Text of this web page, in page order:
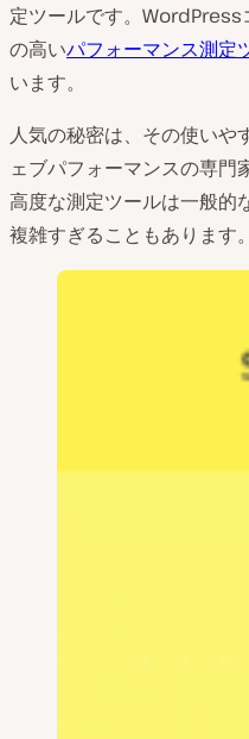
定ツールです。
の高いパフォーマンス測定
います。
人気の秘密は、その使いや
ェブパフォーマンスの専門
高度な測定ツールは一般的
複雑すぎることもあります。